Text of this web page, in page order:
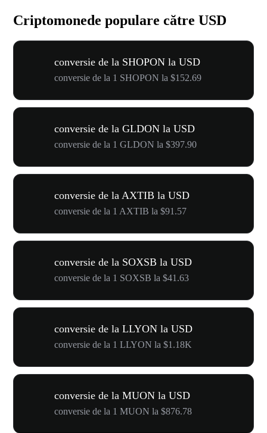
Criptomonede populare către USD
conversie de la SHOPON la USD
conversie de la 1 SHOPON la $152.69
conversie de la GLDON la USD
conversie de la 1 GLDON la $397.90
conversie de la AXTIB la USD
conversie de la 1 AXTIB la $91.57
conversie de la SOXSB la USD
conversie de la 1 SOXSB la $41.63
conversie de la LLYON la USD
conversie de la 1 LLYON la $1.18K
conversie de la MUON la USD
conversie de la 1 MUON la $876.78